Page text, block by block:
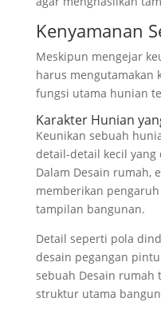
Kenyamanan
Meskipun mengejar
harus mengutamakan
fungsi utama hunian
Karakter Hunian
Keunikan sebuah
detail-detail kecil yang
Dalam Desain rumah,
memberikan
tampilan bangunan.
Detail seperti pola
desain pegangan
sebuah Desain rumah
struktur utama